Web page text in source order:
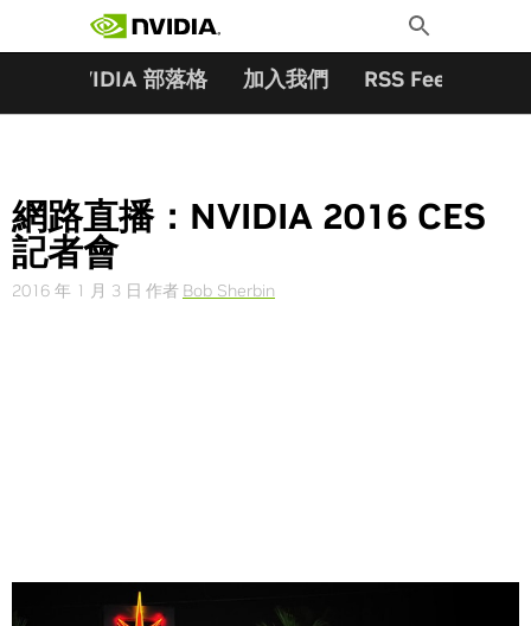
Toggle
Search
NVIDIA 部落格 加入我們 RSS Feeds
網路直播：NVIDIA 2016 CES
記者會
2016 年 1 月 3 日 作者 Bob Sherbin